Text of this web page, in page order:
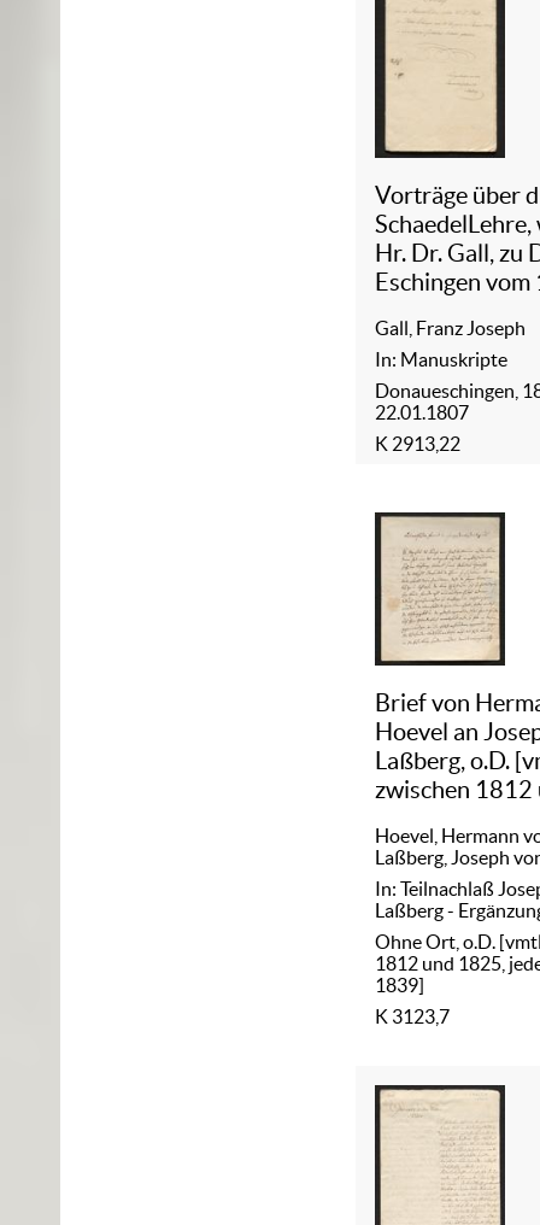
Vorträge über
SchaedelLehre,
Hr. Dr. Gall, zu
Eschingen vom
einem Sale des
Fürstlichen
gehalten.
dem
v.Lasberg
Gall, Franz Joseph
In: Manuskripte
Donaueschingen,
22.01.1807
K 2913,22
Brief von
Hoevel an
Laßberg, o.D.
zwischen 1812
1839]
Hoevel, Hermann
Laßberg, Joseph
In: Teilnachlaß
Laßberg -
Ohne Ort, o.D.
1812 und 1825,
1839]
K 3123,7